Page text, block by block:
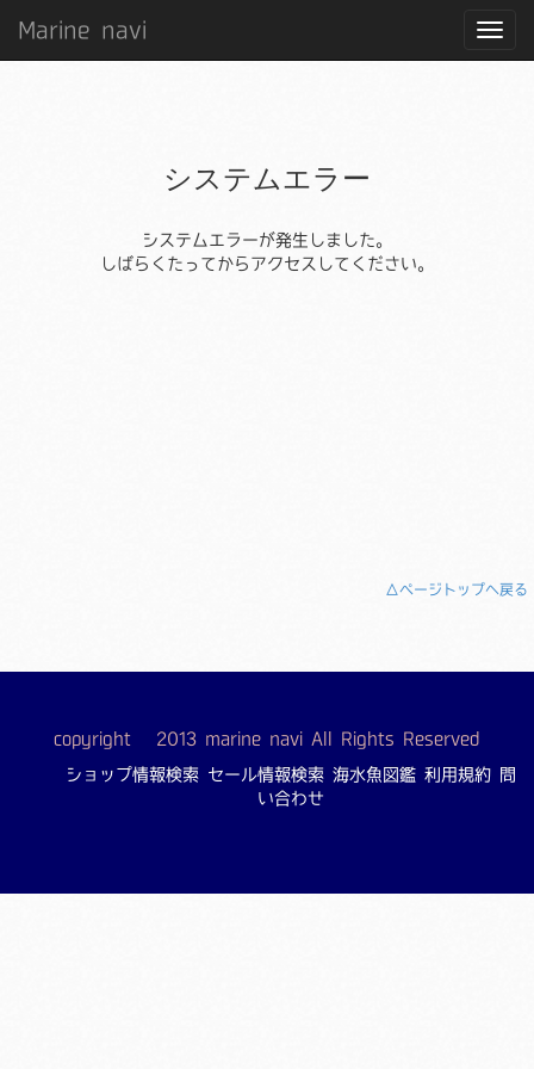
Marine navi
システムエラー
システムエラーが発生しました。
しばらくたってからアクセスしてください。
△ページトップへ戻る
copyright © 2013 marine navi All Rights Reserved
ショップ情報検索 セール情報検索 海水魚図鑑 利用規約
問
い合わせ